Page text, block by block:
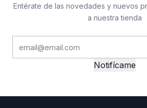
Entérate de las novedades y nuevos
a nuestra tienda
Notifícame